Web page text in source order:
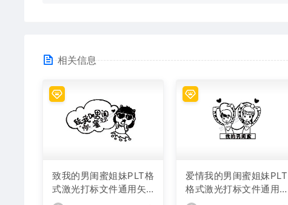
相关信息
致我的男闺蜜姐妹PLT格
式激光打标文件通用矢
量图
爱情我的男闺蜜姐妹PLT
格式激光打标文件通用
矢量图